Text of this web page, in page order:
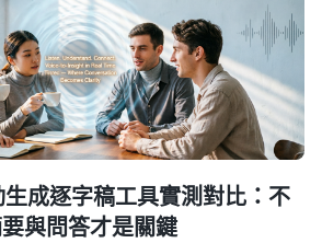
成逐字稿工具實測對比：不
與問答才是關鍵